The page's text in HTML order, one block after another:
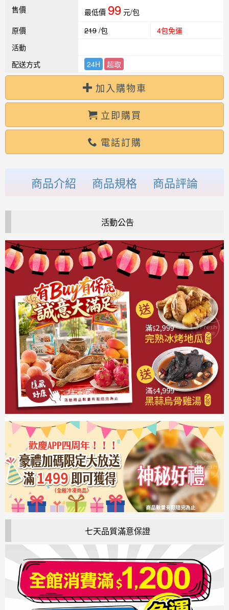
售價
最低價 99 元/包
原價
219 /包
4包免運
活動
配送方式
24H 超取
加入購物車
立即購買
電話訂購
商品介紹 商品規格 商品評論
活動公告
七天品質滿意保證